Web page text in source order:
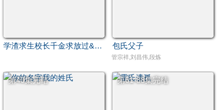
学渣求生校长千金求放过&姐姐，我真不想当学霸啊学渣求生校长千金求放过 包氏父子
管宗祥,刘昌伟,段炼
第40集完结 第61-88集完结